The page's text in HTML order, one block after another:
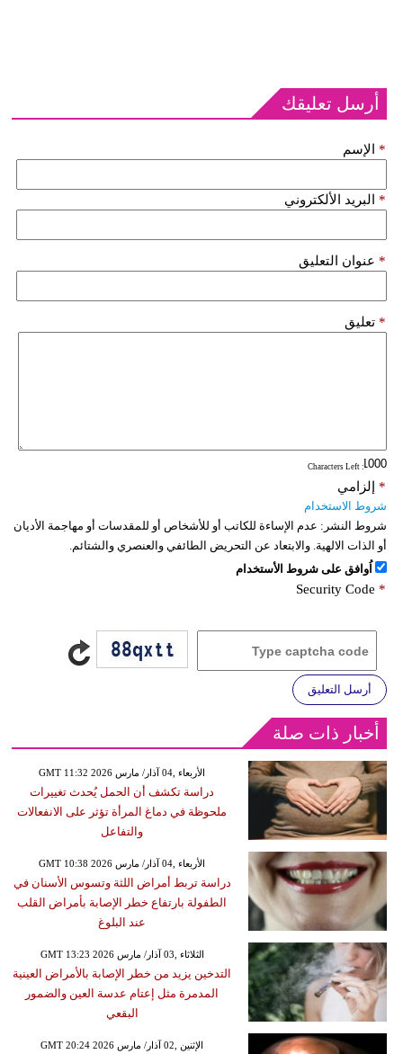
أرسل تعليقك
الإسم *
البريد الألكتروني *
عنوان التعليق *
تعليق *
: Characters Left
إلزامي *
شروط الاستخدام
شروط النشر: عدم الإساءة للكاتب أو للأشخاص أو للمقدسات أو مهاجمة الأديان
أو الذات الالهية. والابتعاد عن التحريض الطائفي والعنصري والشتائم.
اُوافق على شروط الأستخدام
Security Code *
أرسل التعليق
أخبار ذات صلة
GMT 11:32 2026 الأربعاء ,04 آذار/ مارس
دراسة تكشف أن الحمل يُحدث تغييرات
ملحوظة في دماغ المرأة تؤثر على الانفعالات
والتفاعل
GMT 10:38 2026 الأربعاء ,04 آذار/ مارس
دراسة تربط أمراض اللثة وتسوس الأسنان في
الطفولة بارتفاع خطر الإصابة بأمراض القلب
عند البلوغ
GMT 13:23 2026 الثلاثاء ,03 آذار/ مارس
التدخين يزيد من خطر الإصابة بالأمراض العينية
المدمرة مثل إعتام عدسة العين والضمور
البقعي
GMT 20:24 2026 الإثنين ,02 آذار/ مارس